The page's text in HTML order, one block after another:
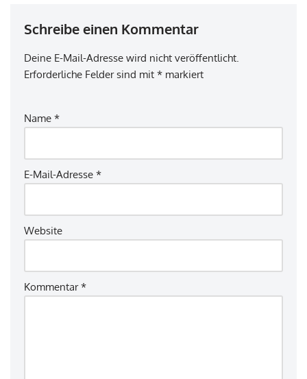
Schreibe einen Kommentar
Deine E-Mail-Adresse wird nicht veröffentlicht.
Erforderliche Felder sind mit * markiert
Name *
E-Mail-Adresse *
Website
Kommentar*